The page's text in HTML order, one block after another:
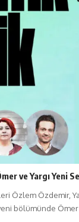
ve Yargı Yeni
Özlem Özdemir,
bölümünde